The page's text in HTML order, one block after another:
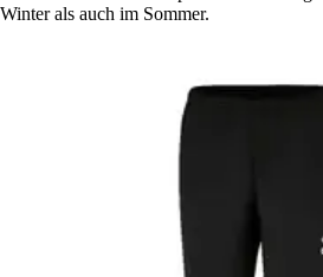
Winter als auch im Sommer.